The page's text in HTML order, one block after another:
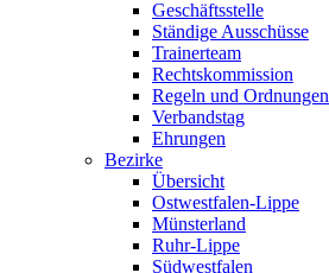
Geschäftsstelle
Ständige Ausschüsse
Trainerteam
Rechtskommission
Regeln und Ordnungen
Verbandstag
Ehrungen
Bezirke
Übersicht
Ostwestfalen-Lippe
Münsterland
Ruhr-Lippe
Südwestfalen